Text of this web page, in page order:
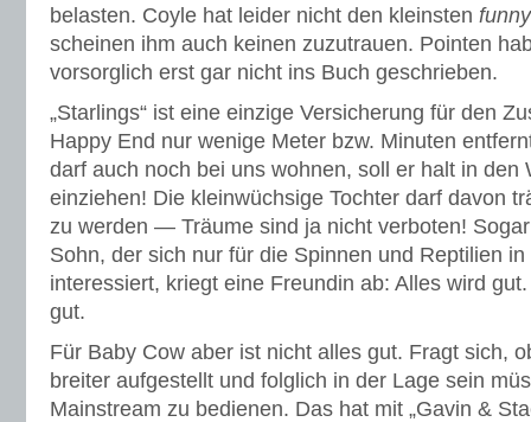
belasten. Coyle hat leider nicht den kleinsten
scheinen ihm auch keinen zuzutrauen. Pointen
vorsorglich erst gar nicht ins Buch geschrieben.
„Starlings“ ist eine einzige Versicherung für den
Happy End nur wenige Meter bzw. Minuten
darf auch noch bei uns wohnen, soll er halt in den
einziehen! Die kleinwüchsige Tochter darf davon
zu werden — Träume sind ja nicht verboten!
Sohn, der sich nur für die Spinnen und Reptilien
interessiert, kriegt eine Freundin ab: Alles wird
gut.
Für Baby Cow aber ist nicht alles gut. Fragt sich,
breiter aufgestellt und folglich in der Lage sein
Mainstream zu bedienen. Das hat mit „Gavin &